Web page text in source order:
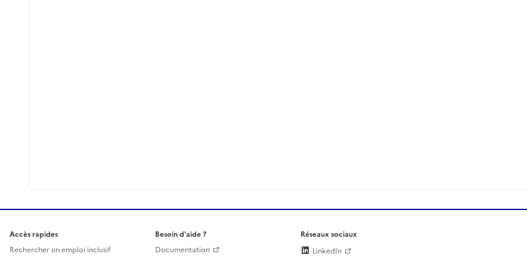
Accès rapides
Rechercher un emploi inclusif
Besoin d'aide ?
Documentation
Réseaux sociaux
LinkedIn